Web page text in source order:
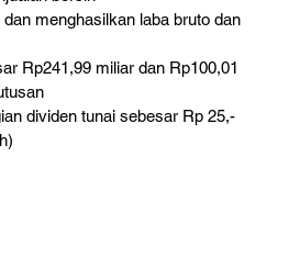
menghasilkan laba bruto dan
Rp241,99 miliar dan Rp100,01
dividen tunai sebesar Rp 25,-